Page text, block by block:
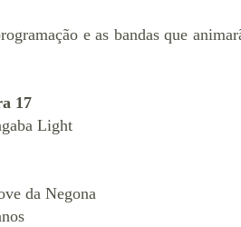
e as bandas que
17
Light
da Negona